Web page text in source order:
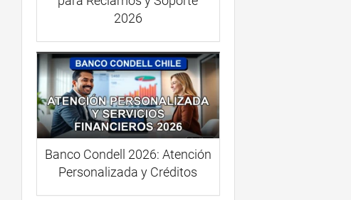
2026
Banco Condell 2026: Atención
Personalizada y Créditos